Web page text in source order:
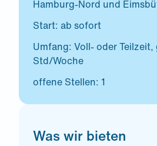
Hamburg-Nord und
Start: ab sofort
Umfang: Voll- oder Teilzeit,
Std/Woche
offene Stellen: 1
Was wir bieten